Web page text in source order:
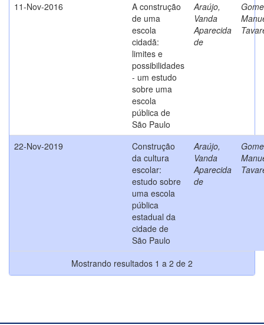
11-Nov-2016
A construção
de uma
escola
cidadã:
limites e
possibilidades
- um estudo
sobre uma
escola
pública de
São Paulo
Araújo,
Vanda
Aparecida
de
22-Nov-2019
Construção
da cultura
escolar:
estudo sobre
uma escola
pública
estadual da
cidade de
São Paulo
Araújo,
Vanda
Aparecida
de
Mostrando resultados 1 a 2 de 2